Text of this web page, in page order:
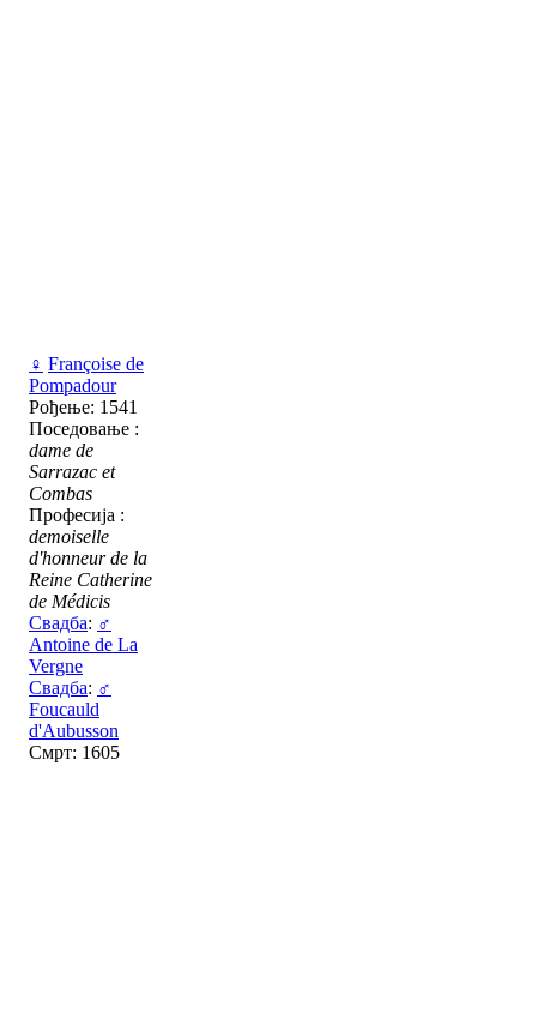
♀ Françoise de
Pompadour
Рођење: 1541
Поседовање :
dame de
Sarrazac et
Combas
Професија :
demoiselle
d'honneur de la
Reine Catherine
de Médicis
Свадба: ♂
Antoine de La
Vergne
Свадба: ♂
Foucauld
d'Aubusson
Смрт: 1605